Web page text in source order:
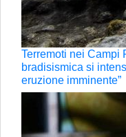
Terremoti nei Campi
bradisismica si
eruzione imminente”